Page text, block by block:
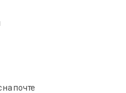
почте